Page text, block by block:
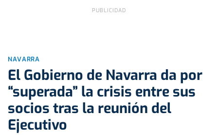
NAVARRA
El Gobierno de Navarra da por
“superada” la crisis entre sus
socios tras la reunión del
Ejecutivo